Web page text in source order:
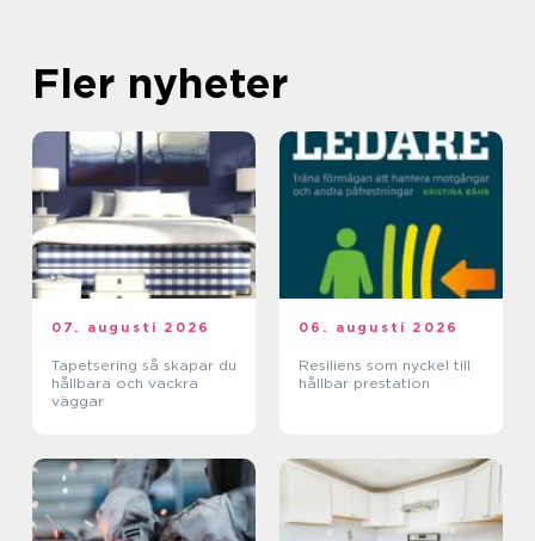
Fler nyheter
07. augusti 2026
Tapetsering så skapar du
hållbara och vackra
väggar
06. augusti 2026
Resiliens som nyckel till
hållbar prestation